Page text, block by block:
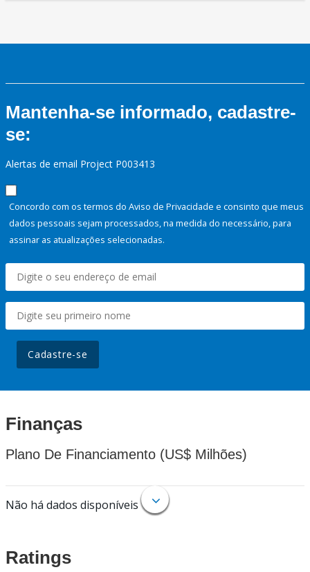
Mantenha-se informado, cadastre-
se:
Alertas de email Project P003413
Concordo com os termos do Aviso de Privacidade e consinto que meus
dados pessoais sejam processados, na medida do necessário, para
assinar as atualizações selecionadas.
Cadastre-se
Finanças
Plano De Financiamento (US$ Milhões)
Não há dados disponíveis
Ratings